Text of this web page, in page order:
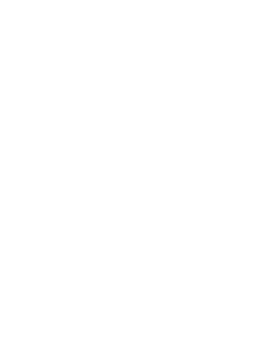
タイガース】コラボグ